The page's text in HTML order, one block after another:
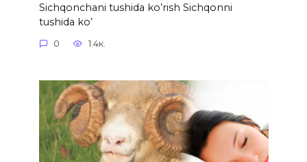
Sichqonchani tushida ko’rish Sichqonni
tushida ko’
0 1.4к.